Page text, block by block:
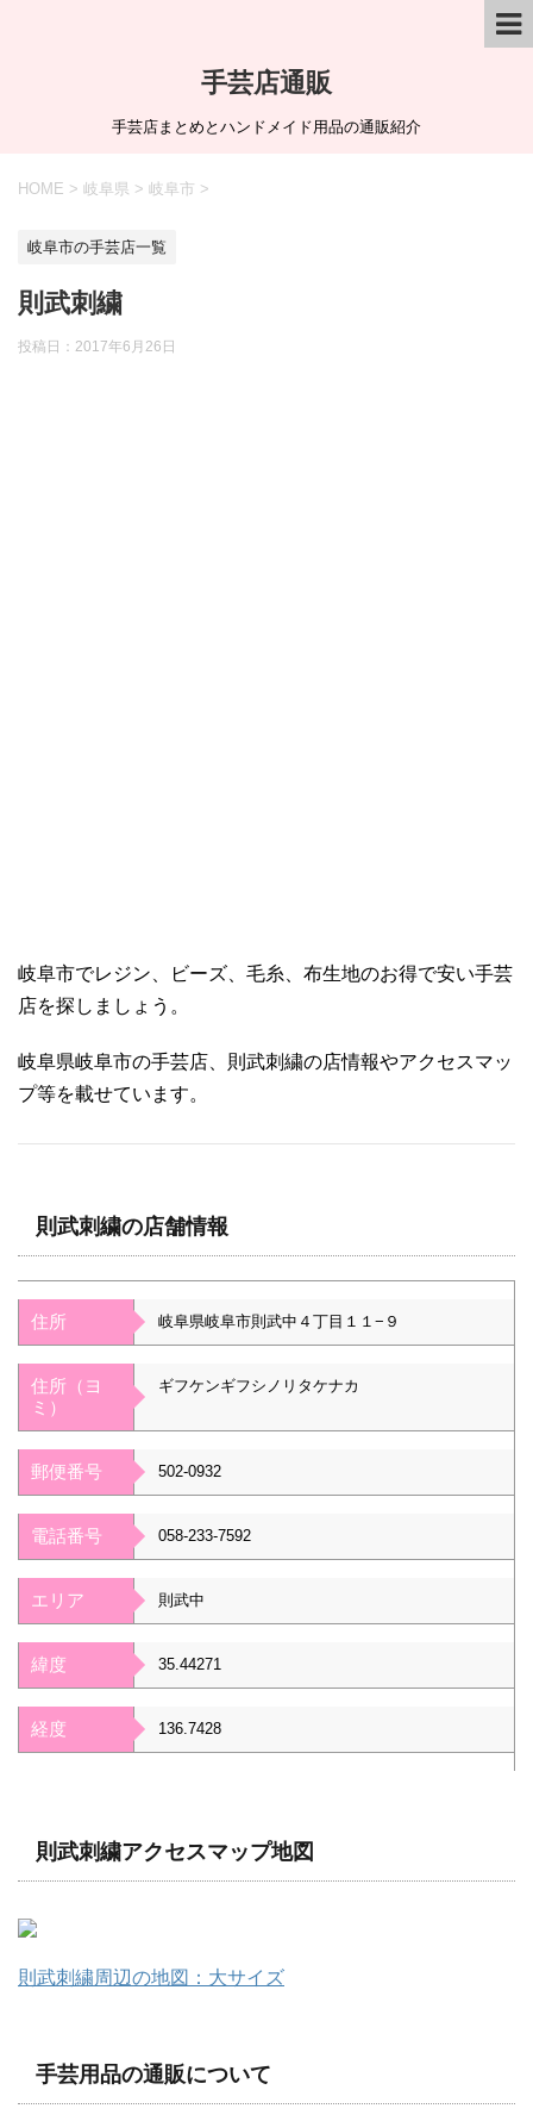
手芸店通販
手芸店まとめとハンドメイド用品の通販紹介
HOME > 岐阜県 > 岐阜市 >
岐阜市の手芸店一覧
則武刺繍
投稿日： 2017年6月26日
岐阜市でレジン、ビーズ、毛糸、布生地のお得で安い手芸
店を探しましょう。
岐阜県岐阜市の手芸店、則武刺繍の店情報やアクセスマッ
プ等を載せています。
則武刺繍の店舗情報
住所 岐阜県岐阜市則武中４丁目１１−９
住所（ヨ
ミ）
ギフケンギフシノリタケナカ
郵便番号 502-0932
電話番号 058-233-7592
エリア 則武中
緯度 35.44271
経度 136.7428
則武刺繍アクセスマップ地図
則武刺繍周辺の地図：大サイズ
手芸用品の通販について